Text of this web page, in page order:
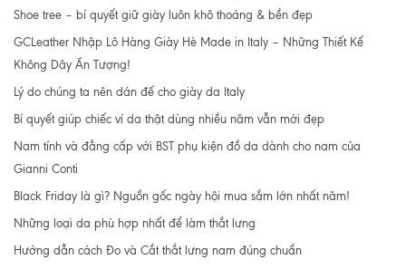
Shoe tree – bí quyết giữ giày luôn khô thoáng & bền đẹp
GCLeather Nhập Lô Hàng Giày Hè Made in Italy – Những Thiết Kế
Không Dây Ấn Tượng!
Lý do chúng ta nên dán đế cho giày da Italy
Bí quyết giúp chiếc ví da thật dùng nhiều năm vẫn mới đẹp
Nam tính và đẳng cấp với BST phụ kiện đồ da dành cho nam của
Gianni Conti
Black Friday là gì? Nguồn gốc ngày hội mua sắm lớn nhất năm!
Những loại da phù hợp nhất để làm thắt lưng
Hướng dẫn cách Đo và Cắt thắt lưng nam đúng chuẩn